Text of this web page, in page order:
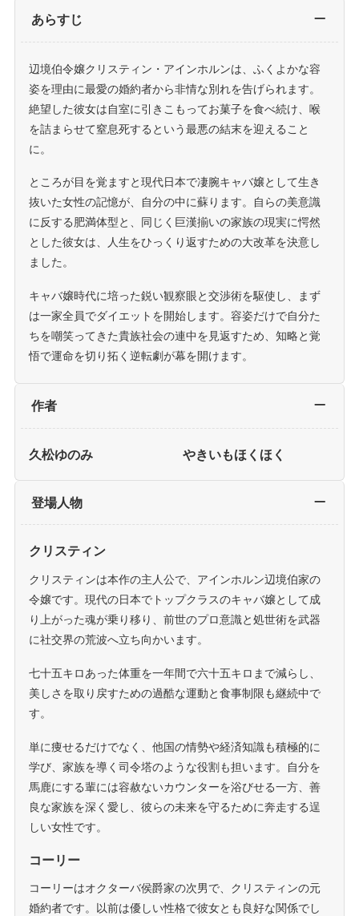
あらすじ
辺境伯令嬢クリスティン・アインホルンは、ふくよかな容
姿を理由に最愛の婚約者から非情な別れを告げられます。
絶望した彼女は自室に引きこもってお菓子を食べ続け、喉
を詰まらせて窒息死するという最悪の結末を迎えること
に。
ところが目を覚ますと現代日本で凄腕キャバ嬢として生き
抜いた女性の記憶が、自分の中に蘇ります。自らの美意識
に反する肥満体型と、同じく巨漢揃いの家族の現実に愕然
とした彼女は、人生をひっくり返すための大改革を決意し
ました。
キャバ嬢時代に培った鋭い観察眼と交渉術を駆使し、まず
は一家全員でダイエットを開始します。容姿だけで自分た
ちを嘲笑ってきた貴族社会の連中を見返すため、知略と覚
悟で運命を切り拓く逆転劇が幕を開けます。
作者
久松ゆのみ やきいもほくほく
登場人物
クリスティン
クリスティンは本作の主人公で、アインホルン辺境伯家の
令嬢です。現代の日本でトップクラスのキャバ嬢として成
り上がった魂が乗り移り、前世のプロ意識と処世術を武器
に社交界の荒波へ立ち向かいます。
七十五キロあった体重を一年間で六十五キロまで減らし、
美しさを取り戻すための過酷な運動と食事制限も継続中で
す。
単に痩せるだけでなく、他国の情勢や経済知識も積極的に
学び、家族を導く司令塔のような役割も担います。自分を
馬鹿にする輩には容赦ないカウンターを浴びせる一方、善
良な家族を深く愛し、彼らの未来を守るために奔走する逞
しい女性です。
コーリー
コーリーはオクターバ侯爵家の次男で、クリスティンの元
婚約者です。以前は優しい性格で彼女とも良好な関係でし